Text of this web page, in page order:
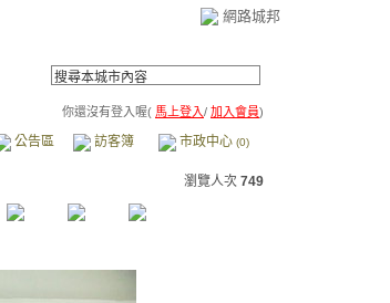
網路城邦
你還沒有登入喔( 馬上登入/ 加入會員)
公告區 訪客簿 市政中心 (0)
瀏覽人次 749